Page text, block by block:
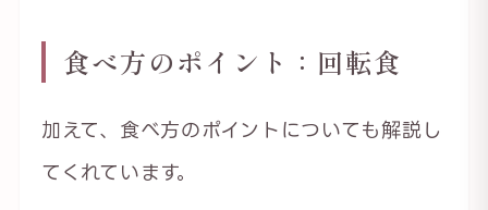
食べ方のポイント：回転食
加えて、食べ方のポイントについても解説し
てくれています。